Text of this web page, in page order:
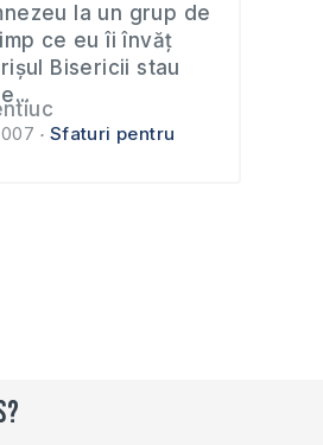
la un grup de
ce eu îi învăț
Bisericii stau
Sfaturi pentru